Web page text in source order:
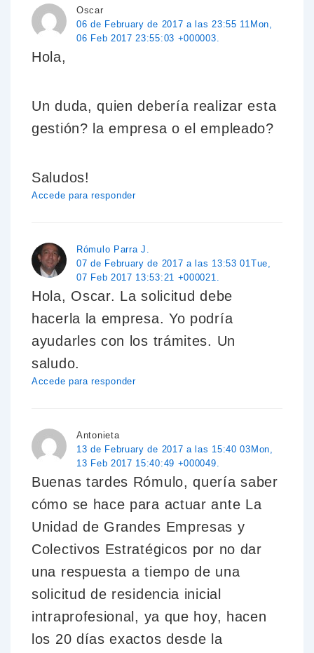
Oscar
06 de February de 2017 a las 23:55 11Mon,
06 Feb 2017 23:55:03 +000003.
Hola,
Un duda, quien debería realizar esta
gestión? la empresa o el empleado?
Saludos!
Accede para responder
Rómulo Parra J.
07 de February de 2017 a las 13:53 01Tue,
07 Feb 2017 13:53:21 +000021.
Hola, Oscar. La solicitud debe
hacerla la empresa. Yo podría
ayudarles con los trámites. Un
saludo.
Accede para responder
Antonieta
13 de February de 2017 a las 15:40 03Mon,
13 Feb 2017 15:40:49 +000049.
Buenas tardes Rómulo, quería saber
cómo se hace para actuar ante La
Unidad de Grandes Empresas y
Colectivos Estratégicos por no dar
una respuesta a tiempo de una
solicitud de residencia inicial
intraprofesional, ya que hoy, hacen
los 20 días exactos desde la